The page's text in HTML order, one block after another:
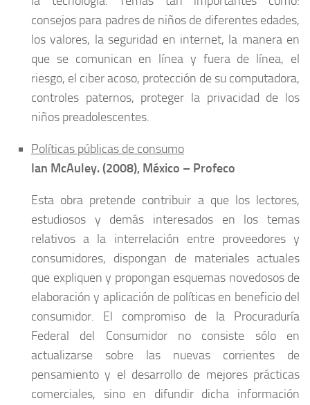
consejos para padres de niños de diferentes edades,
los valores, la seguridad en internet, la manera en
que se comunican en línea y fuera de línea, el
riesgo, el ciber acoso, protección de su computadora,
controles paternos, proteger la privacidad de los
niños preadolescentes.
Políticas públicas de consumo
Ian McAuley. (2008), México – Profeco
Esta obra pretende contribuir a que los lectores,
estudiosos y demás interesados en los temas
relativos a la interrelación entre proveedores y
consumidores, dispongan de materiales actuales
que expliquen y propongan esquemas novedosos de
elaboración y aplicación de políticas en beneficio del
consumidor. El compromiso de la Procuraduría
Federal del Consumidor no consiste sólo en
actualizarse sobre las nuevas corrientes de
pensamiento y el desarrollo de mejores prácticas
comerciales, sino en difundir dicha información